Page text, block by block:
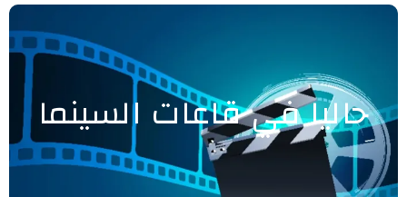
حاليا في قاعات السينما